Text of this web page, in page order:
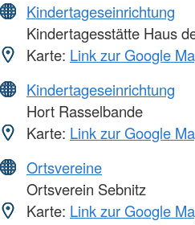
Kindertageseinrichtung
Kindertagesstätte Haus
Karte: Link zur Google
Kindertageseinrichtung
Hort Rasselbande
Karte: Link zur Google
Ortsvereine
Ortsverein Sebnitz
Karte: Link zur Google